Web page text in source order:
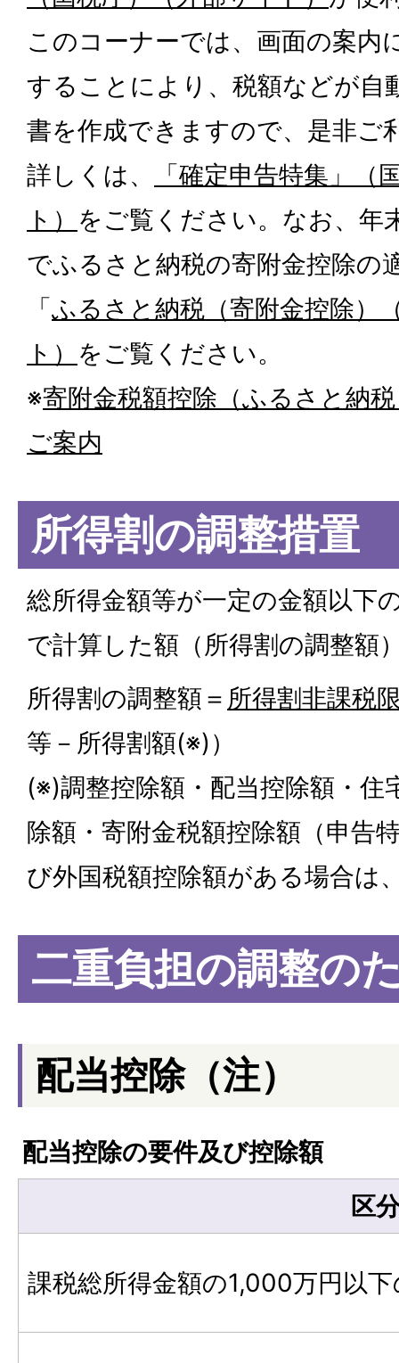
このコーナーでは、画面の案内
することにより、税額などが自
書を作成できますので、是非ご
詳しくは、
「確定申告特集」（
ト） をご覧ください。なお、年
でふるさと納税の寄附金控除の
「ふるさと納税（寄附金控除）
ト） をご覧ください。
※寄附金税額控除（ふるさと納
ご案内
所得割の調整措置
総所得金額等が一定の金額以下
で計算した額（所得割の調整額
所得割の調整額＝ 所得割非課税
等－所得割額(※)）
(※)調整控除額・配当控除額・住
除額・寄附金税額控除額（申告
び外国税額控除額がある場合は
二重負担の調整の
配当控除（注）
配当控除の要件及び控除額
区
課税総所得金額の1,000万円以